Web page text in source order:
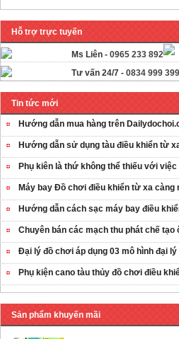
Hỗ trợ trực tuyến
Ms Liên - 0965 233 892
Tư vấn 24/7 - 0834 999 399
Tin tức mới
Hướng dẫn mua hàng trên
Hướng dẫn sử dụng tàu điều khiển từ
Phụ kiên là thứ không thể thiếu với
Máy bay Đồ chơi điều khiển từ xa càng
Hướng dẫn cách sạc máy bay điều
Chuyên bán các mạch thu phát chế tạo
Đại lý đồ chơi áp dụng 03 mô hình đại lý
Phụ kiện cano tàu thủy đồ chơi điều
Sản phẩm khuyến mãi
OT35 robot lắp
ráp nhấc chân di
...
259.000 VNĐ
OT36 oto mô hình
đơn giản có ...